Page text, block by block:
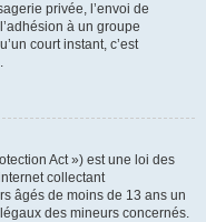
privée, l’envoi de
à un groupe
court instant, c’est
Act ») est une loi des
collectant
âgés de moins de 13 ans un
des mineurs concernés.